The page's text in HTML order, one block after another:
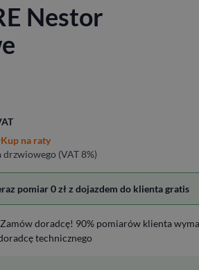
Nestor
Kup na raty
drzwiowego (VAT 8%)
pomiar 0 zł z dojazdem do klienta gratis
doradcę! 90% pomiarów klienta
technicznego